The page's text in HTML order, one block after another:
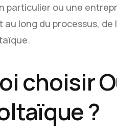
particulier ou une
au long du processus,
choisir
?